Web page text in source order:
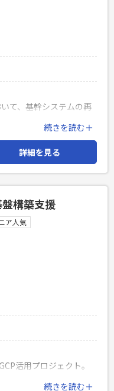
て、基幹システムの再
めており、まずはスモー
でAI駆動開発を実施し
としては初めての試み
務内容】 ・技術スタッ
5.x / Node.js 22環境）
Lambda, Step
・AI駆動開発におけ
および生成コードの品
ui）およびインフ
React フロント
PostgreSQL
/認証：AWS (Lambda,
Amazon Cognito
テスト：
その他：React PDF
続きを読む＋
詳細を見る
構築支援
ア人気
活用プロジェクト。
続きを読む＋